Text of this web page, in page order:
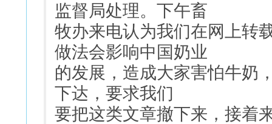
监督局处理。下午畜
牧办来电认为我们在网上转
做法会影响中国奶业
的发展，造成大家害怕牛奶
下达，要求我们
要把这类文章撤下来，接着